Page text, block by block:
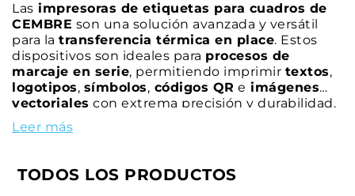
Las impresoras de etiquetas para cuadros de
CEMBRE son una solución avanzada y versátil
para la transferencia térmica en place. Estos
dispositivos son ideales para procesos de
marcaje en serie, permitiendo imprimir textos,
logotipos, símbolos, códigos QR e imágenes
vectoriales con extrema precisión y durabilidad.
Gracias a la alta calidad de impresión y al
eficiente consumo de cinta monocromo, las
profesionales y duraderos, optimizando los
procesos de identificación dentro de los cuadros
Leer más
TODOS LOS PRODUCTOS